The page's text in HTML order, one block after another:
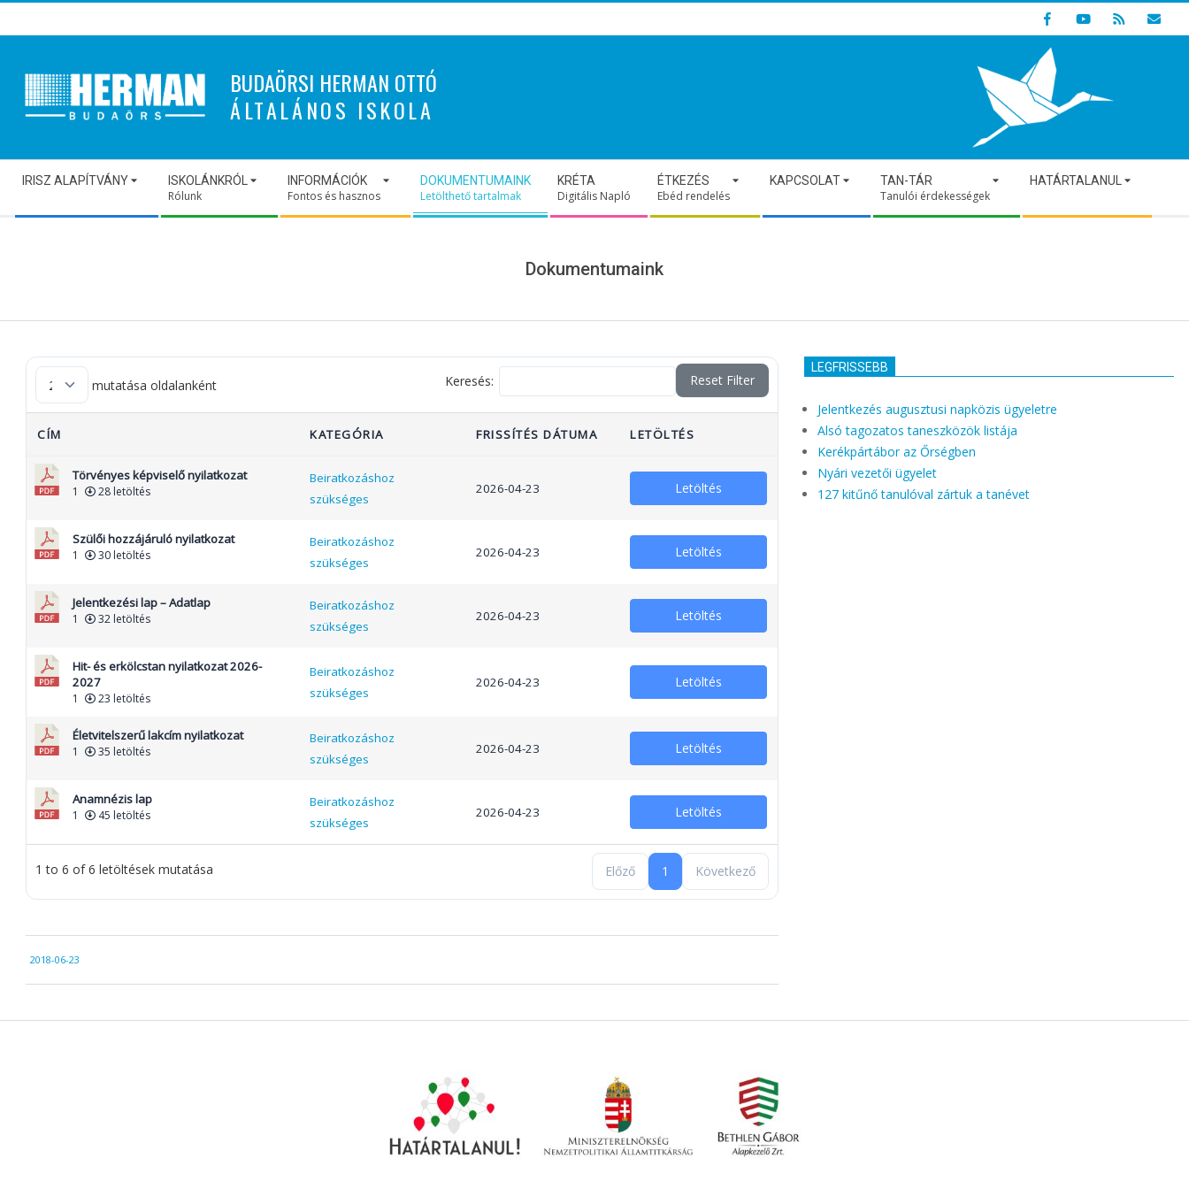
to
BUDAÖRSI HERMAN OTTÓ
ÁLTALÁNOS ISKOLA
Indulunk! Hamarosan újraindul oldalunk!
Navigation
Menu
IRISZ ALAPÍTVÁNY ISKOLÁNKRÓL
Rólunk
INFORMÁCIÓK
Fontos és hasznos
DOKUMENTUMAINK
Letölthető tartalmak
KRÉTA
Digitális Napló
ÉTKEZÉS
Ebéd rendelés
KAPCSOLAT TAN-TÁR
Tanulói érdekességek
HATÁRTALANUL
Dokumentumaink
mutatása oldalanként Keresés: Reset Filter
CÍM KATEGÓRIA FRISSÍTÉS DÁTUMA LETÖLTÉS
Törvényes képviselő nyilatkozat
1 28 letöltés
Beiratkozáshoz
szükséges
2026-04-23 Letöltés
Szülői hozzájáruló nyilatkozat
1 30 letöltés
Beiratkozáshoz
szükséges
2026-04-23 Letöltés
Jelentkezési lap – Adatlap
1 32 letöltés
Beiratkozáshoz
szükséges
2026-04-23 Letöltés
Hit- és erkölcstan nyilatkozat 2026-
2027
1 23 letöltés
Beiratkozáshoz
szükséges
2026-04-23 Letöltés
Életvitelszerű lakcím nyilatkozat
1 35 letöltés
Beiratkozáshoz
szükséges
2026-04-23 Letöltés
Anamnézis lap
1 45 letöltés
Beiratkozáshoz
szükséges
2026-04-23 Letöltés
1 to 6 of 6 letöltések mutatása Előző 1 Következő
06-
23
2018-06-23
LEGFRISSEBB
Jelentkezés augusztusi napközis ügyeletre
Alsó tagozatos taneszközök listája
Kerékpártábor az Őrségben
Nyári vezetői ügyelet
127 kitűnő tanulóval zártuk a tanévet